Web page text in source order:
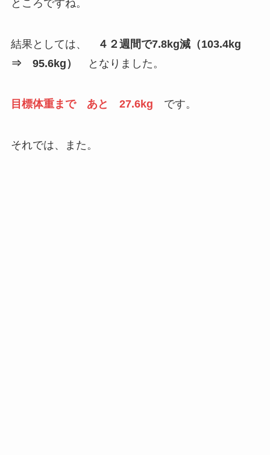
ところですね。
結果としては、
４２週間で7.8kg減（103.4kg
⇒ 95.6kg）
となりました。
目標体重まで あと 27.6kg です。
それでは、また。